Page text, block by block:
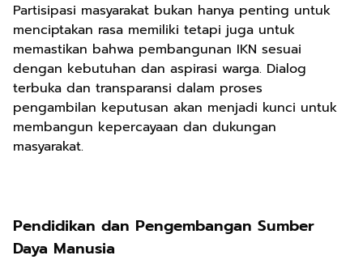
Partisipasi masyarakat bukan hanya penting untuk
menciptakan rasa memiliki tetapi juga untuk
memastikan bahwa pembangunan IKN sesuai
dengan kebutuhan dan aspirasi warga. Dialog
terbuka dan transparansi dalam proses
pengambilan keputusan akan menjadi kunci untuk
membangun kepercayaan dan dukungan
masyarakat.
Pendidikan dan Pengembangan Sumber
Daya Manusia